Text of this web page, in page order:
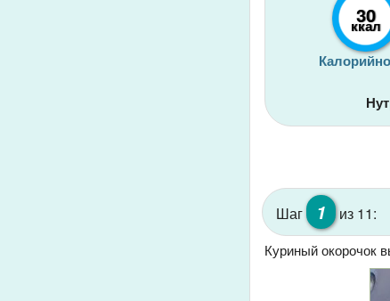
30
ккал
Шаг 1 из 11:
Куриный окорочок